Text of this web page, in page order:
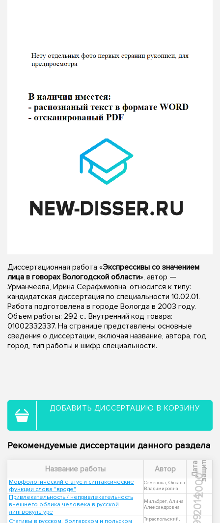
Диссертационная работа «Экспрессивы со значением
лица в говорах Вологодской области», автор —
Урманчеева, Ирина Серафимовна, относится к типу:
кандидатская диссертация по специальности 10.02.01.
Работа подготовлена в городе Вологда в 2003 году.
Объем работы: 292 с.. Внутренний код товара:
01002332337. На странице представлены основные
сведения о диссертации, включая название, автора, год,
город, тип работы и шифр специальности.
ДОБАВИТЬ ДИССЕРТАЦИЮ В КОРЗИНУ
Рекомендуемые диссертации данного раздела
Название работы Автор Д
а
т
а
з
а
щ
и
ты
Морфологический статус и синтаксические
функции слова "вроде"
Семенова, Оксана
Владимировна
2000
Привлекательность / непривлекательность
внешнего облика человека в русской
лингвокультуре
Мильбрет, Алина
Александровна
2014
Стативы в русском, болгарском и польском
Тираспольский,